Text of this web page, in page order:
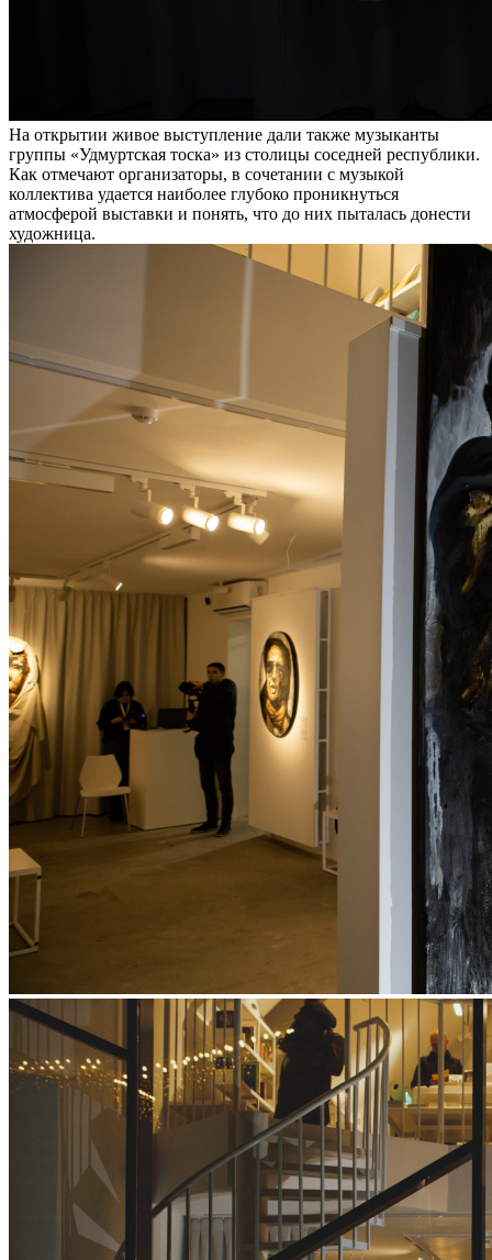
На открытии живое выступление дали также музыканты
группы «Удмуртская тоска» из столицы соседней республики.
Как отмечают организаторы, в сочетании с музыкой
коллектива удается наиболее глубоко проникнуться
атмосферой выставки и понять, что до них пыталась донести
художница.